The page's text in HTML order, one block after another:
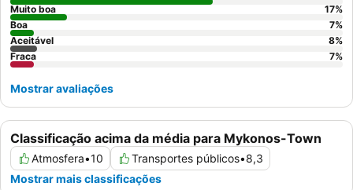
Classificação acima da média para Mykonos-Town
Atmosfera•10 Transportes públicos•8,3
Mostrar mais classificações
Muito boa
17%
Boa
7%
Aceitável
8%
Fraca
7%
Mostrar avaliações